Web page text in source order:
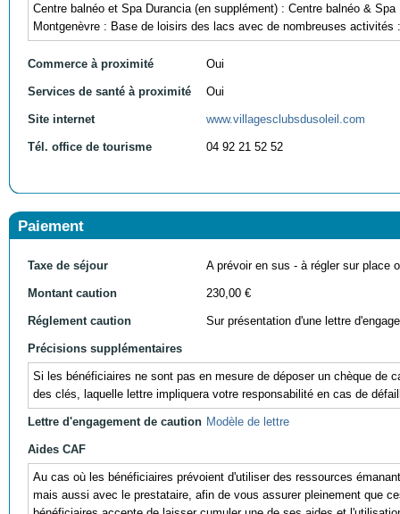
Centre balnéo et Spa Durancia (en supplément) : Centre balnéo &
Montgenèvre : Base de loisirs des lacs avec de nombreuses
Commerce à proximité Oui
Services de santé à proximité Oui
Site internet www.villagesclubsdusoleil.com
Tél. office de tourisme 04 92 21 52 52
Paiement
Taxe de séjour A prévoir en sus - à régler sur place
Montant caution 230,00 €
Réglement caution Sur présentation d'une lettre
Précisions supplémentaires
Si les bénéficiaires ne sont pas en mesure de déposer un chèque de
des clés, laquelle lettre impliquera votre responsabilité en cas de
Lettre d'engagement de caution Modèle de lettre
Aides CAF
Au cas où les bénéficiaires prévoient d'utiliser des ressources
mais aussi avec le prestataire, afin de vous assurer pleinement que